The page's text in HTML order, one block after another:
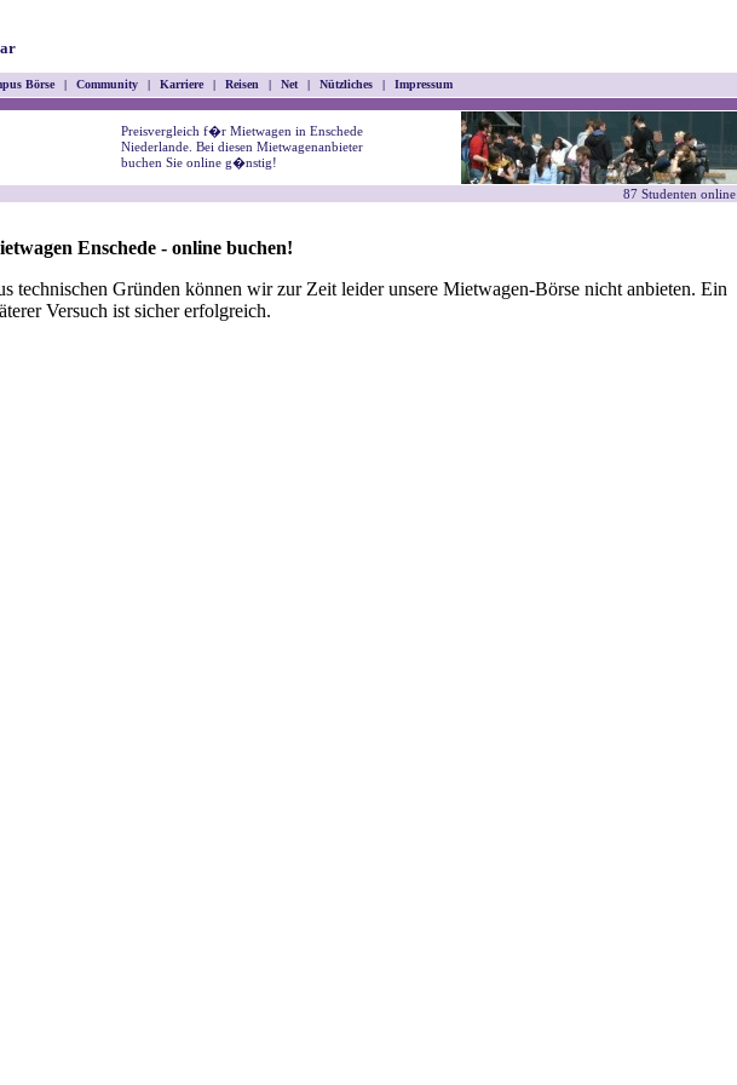
Börse | Community | Karriere | Reisen | Net | Nützliches | Impressum
Preisvergleich f�r Mietwagen in Enschede
Niederlande. Bei diesen Mietwagenanbieter
buchen Sie online g�nstig!
87 Studenten online
Enschede - online buchen!
technischen Gründen können wir zur Zeit leider unsere Mietwagen-Börse nicht anbieten. Ein
Versuch ist sicher erfolgreich.